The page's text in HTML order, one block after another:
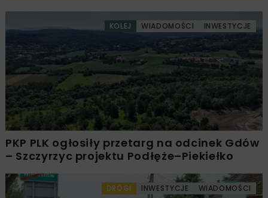
KOLEJ WIADOMOŚCI INWESTYCJE
PKP PLK ogłosiły przetarg na odcinek Gdów
– Szczyrzyc projektu Podłęże–Piekiełko
DROGI INWESTYCJE WIADOMOŚCI